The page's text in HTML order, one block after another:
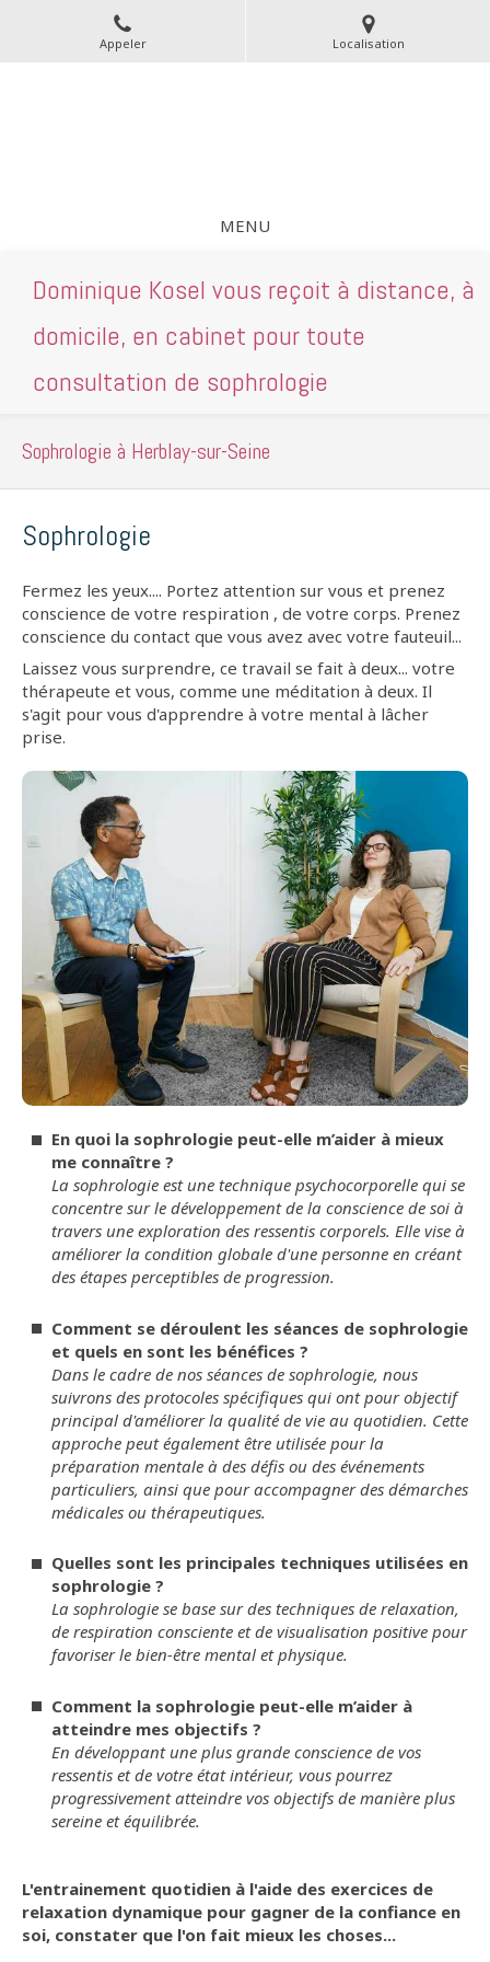
Appeler Localisation
MENU
Dominique Kosel vous reçoit à distance, à
domicile, en cabinet pour toute
consultation de sophrologie
Sophrologie à Herblay-sur-Seine
Sophrologie
Fermez les yeux.... Portez attention sur vous et prenez
conscience de votre respiration , de votre corps. Prenez
conscience du contact que vous avez avec votre fauteuil...
Laissez vous surprendre, ce travail se fait à deux... votre
thérapeute et vous, comme une méditation à deux. Il
s'agit pour vous d'apprendre à votre mental à lâcher
prise.
En quoi la sophrologie peut-elle m’aider à mieux
me connaître ?
La sophrologie est une technique psychocorporelle qui se
concentre sur le développement de la conscience de soi à
travers une exploration des ressentis corporels. Elle vise à
améliorer la condition globale d'une personne en créant
des étapes perceptibles de progression.
Comment se déroulent les séances de sophrologie
et quels en sont les bénéfices ?
Dans le cadre de nos séances de sophrologie, nous
suivrons des protocoles spécifiques qui ont pour objectif
principal d'améliorer la qualité de vie au quotidien. Cette
approche peut également être utilisée pour la
préparation mentale à des défis ou des événements
particuliers, ainsi que pour accompagner des démarches
médicales ou thérapeutiques.
Quelles sont les principales techniques utilisées en
sophrologie ?
La sophrologie se base sur des techniques de relaxation,
de respiration consciente et de visualisation positive pour
favoriser le bien-être mental et physique.
Comment la sophrologie peut-elle m’aider à
atteindre mes objectifs ?
En développant une plus grande conscience de vos
ressentis et de votre état intérieur, vous pourrez
progressivement atteindre vos objectifs de manière plus
sereine et équilibrée.
L'entrainement quotidien à l'aide des exercices de
relaxation dynamique pour gagner de la confiance en
soi, constater que l'on fait mieux les choses...